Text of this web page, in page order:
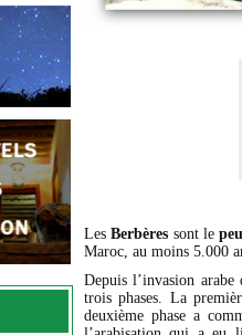
LesBerbères sont le
Maroc, au moins 5.000
Depuis l’invasion
trois phases. La
deuxième phase a